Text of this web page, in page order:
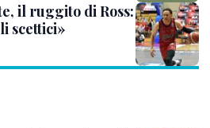
il ruggito di Ross:
scettici»